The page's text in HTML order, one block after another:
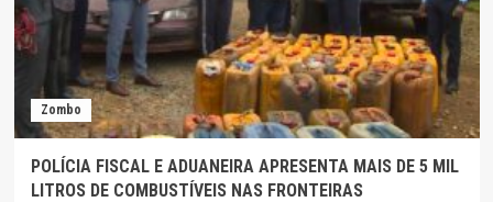
Zombo
POLÍCIA FISCAL E ADUANEIRA APRESENTA MAIS DE 5 MIL
LITROS DE COMBUSTÍVEIS NAS FRONTEIRAS